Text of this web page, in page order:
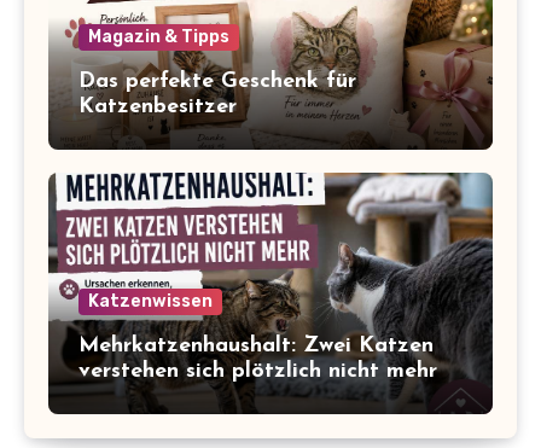
Magazin & Tipps
Das perfekte Geschenk für
Katzenbesitzer
Katzenwissen
Mehrkatzenhaushalt: Zwei Katzen
verstehen sich plötzlich nicht mehr